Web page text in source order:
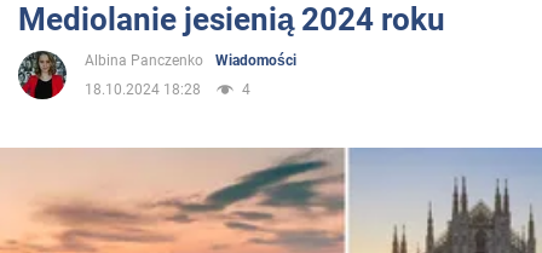
Rozrywka
Polityka
Mediolanie jesienią 2024 roku
Albina Panczenko
Wiadomości
18.10.2024 18:28
4